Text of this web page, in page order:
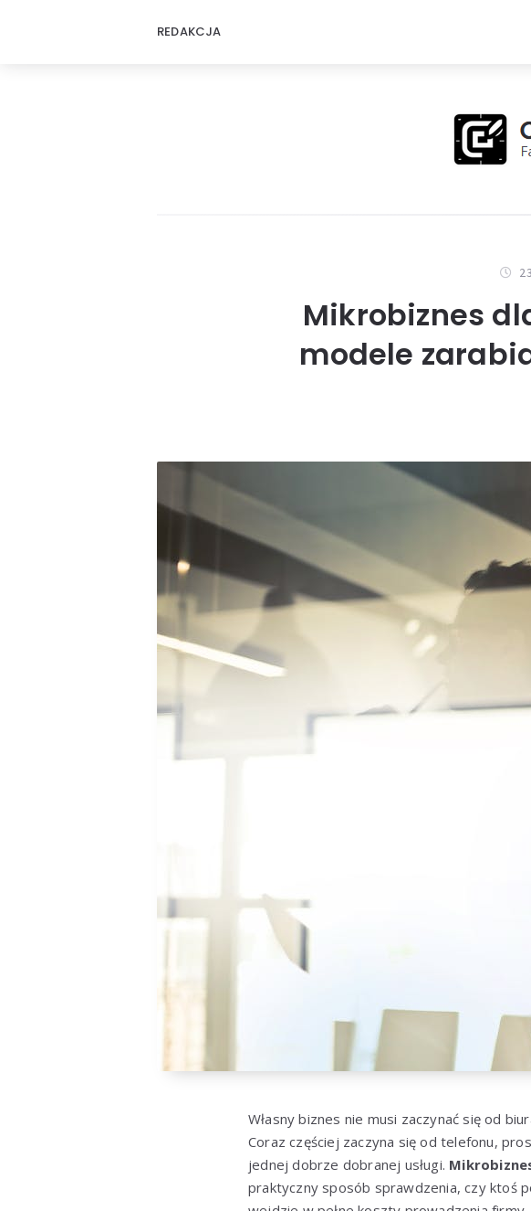
REDAKCJA
Mikrobiznes
modele
Własny biznes nie musi zaczynać się od
Coraz częściej zaczyna się od telefonu,
jednej dobrze dobranej usługi.
praktyczny sposób sprawdzenia, czy ktoś